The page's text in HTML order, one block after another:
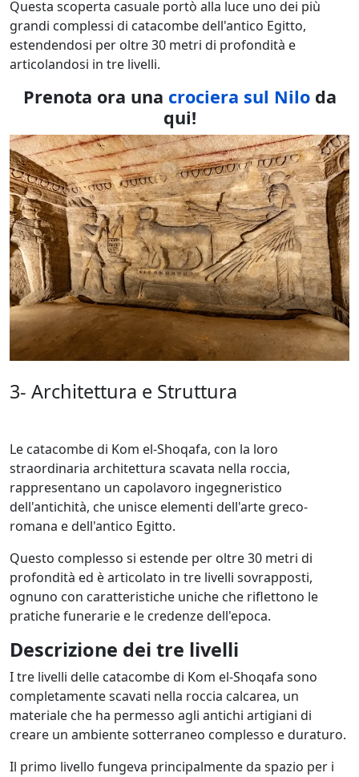
Questa scoperta casuale portò alla luce uno dei più
grandi complessi di catacombe dell'antico Egitto,
estendendosi per oltre 30 metri di profondità e
articolandosi in tre livelli.
Prenota ora una crociera sul Niloda
qui!
3- Architettura e Struttura
Le catacombe di Kom el-Shoqafa, con la loro
straordinaria architettura scavata nella roccia,
rappresentano un capolavoro ingegneristico
dell'antichità, che unisce elementi dell'arte greco-
romana e dell'antico Egitto.
Questo complesso si estende per oltre 30 metri di
profondità ed è articolato in tre livelli sovrapposti,
ognuno con caratteristiche uniche che riflettono le
pratiche funerarie e le credenze dell'epoca.
Descrizione dei tre livelli
I tre livelli delle catacombe di Kom el-Shoqafa sono
completamente scavati nella roccia calcarea, un
materiale che ha permesso agli antichi artigiani di
creare un ambiente sotterraneo complesso e duraturo.
Il primo livello fungeva principalmente da spazio per i